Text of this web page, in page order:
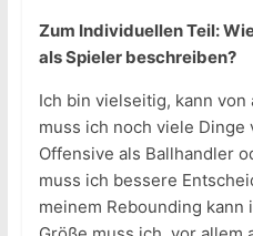
Zum Individuellen Teil:
als Spieler beschreiben?
Ich bin vielseitig, kann
muss ich noch viele
Offensive als Ballhandler
muss ich bessere
meinem Rebounding